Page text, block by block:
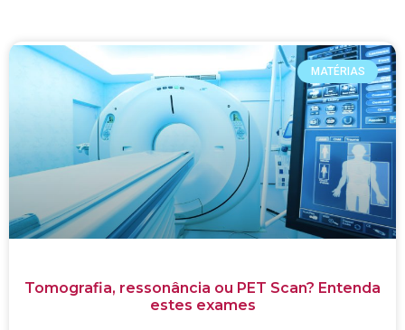
MATÉRIAS
Tomografia, ressonância ou PET Scan? Entenda
estes exames